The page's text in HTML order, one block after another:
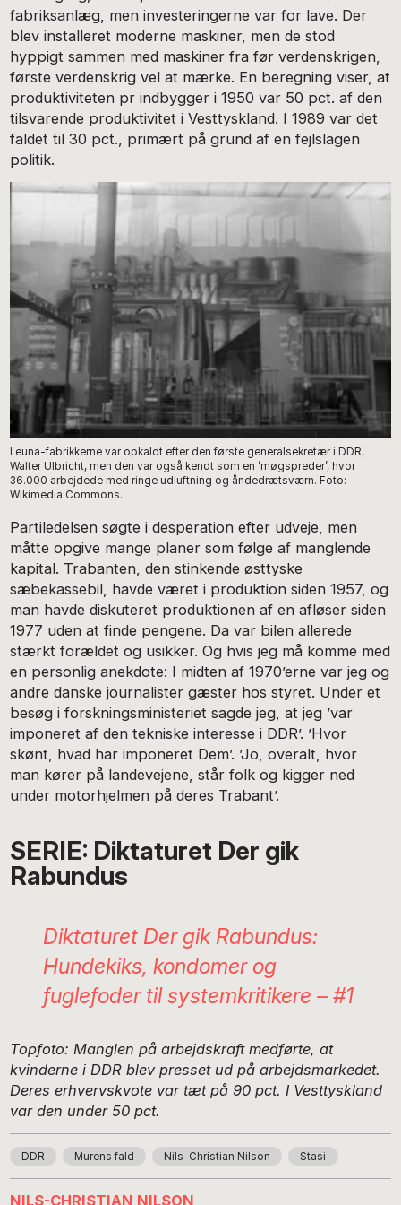
fabriksanlæg, men investeringerne var for lave. Der
blev installeret moderne maskiner, men de stod
hyppigt sammen med maskiner fra før verdenskrigen,
første verdenskrig vel at mærke. En beregning viser, at
produktiviteten pr indbygger i 1950 var 50 pct. af den
tilsvarende produktivitet i Vesttyskland. I 1989 var det
faldet til 30 pct., primært på grund af en fejlslagen
politik.
Leuna-fabrikkerne var opkaldt efter den første generalsekretær i DDR,
Walter Ulbricht, men den var også kendt som en ’møgspreder’, hvor
36.000 arbejdede med ringe udluftning og åndedrætsværn. Foto:
Wikimedia Commons.
Partiledelsen søgte i desperation efter udveje, men
måtte opgive mange planer som følge af manglende
kapital. Trabanten, den stinkende østtyske
sæbekassebil, havde været i produktion siden 1957, og
man havde diskuteret produktionen af en afløser siden
1977 uden at finde pengene. Da var bilen allerede
stærkt forældet og usikker. Og hvis jeg må komme med
en personlig anekdote: I midten af 1970’erne var jeg og
andre danske journalister gæster hos styret. Under et
besøg i forskningsministeriet sagde jeg, at jeg ’var
imponeret af den tekniske interesse i DDR’. ’Hvor
skønt, hvad har imponeret Dem’. ’Jo, overalt, hvor
man kører på landevejene, står folk og kigger ned
under motorhjelmen på deres Trabant’.
SERIE: Diktaturet Der gik
Rabundus
Diktaturet Der gik Rabundus:
Hundekiks, kondomer og
fuglefoder til systemkritikere – #1
Topfoto: Manglen på arbejdskraft medførte, at
kvinderne i DDR blev presset ud på arbejdsmarkedet.
Deres erhvervskvote var tæt på 90 pct. I Vesttyskland
var den under 50 pct.
DDR Murens fald Nils-Christian Nilson Stasi
NILS-CHRISTIAN NILSON